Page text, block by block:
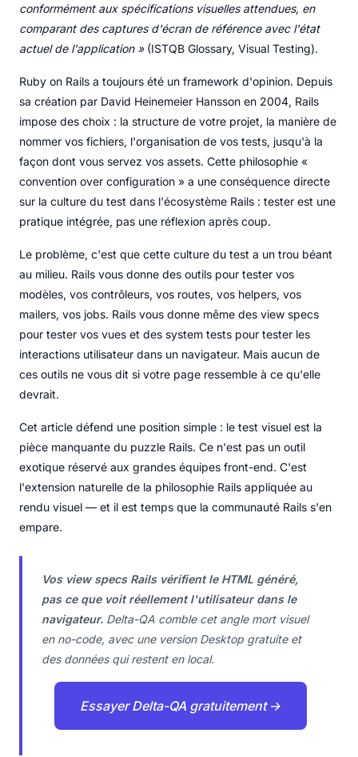
conformément aux spécifications visuelles attendues, en
comparant des captures d'écran de référence avec l'état
actuel de l'application »(ISTQB Glossary, Visual Testing).
Ruby on Rails a toujours été un framework d'opinion. Depuis
sa création par David Heinemeier Hansson en 2004, Rails
impose des choix : la structure de votre projet, la manière de
nommer vos fichiers, l'organisation de vos tests, jusqu'à la
façon dont vous servez vos assets. Cette philosophie «
convention over configuration » a une conséquence directe
sur la culture du test dans l'écosystème Rails : tester est une
pratique intégrée, pas une réflexion après coup.
Le problème, c'est que cette culture du test a un trou béant
au milieu. Rails vous donne des outils pour tester vos
modèles, vos contrôleurs, vos routes, vos helpers, vos
mailers, vos jobs. Rails vous donne même des view specs
pour tester vos vues et des system tests pour tester les
interactions utilisateur dans un navigateur. Mais aucun de
ces outils ne vous dit si votre page ressemble à ce qu'elle
devrait.
Cet article défend une position simple : le test visuel est la
pièce manquante du puzzle Rails. Ce n'est pas un outil
exotique réservé aux grandes équipes front-end. C'est
l'extension naturelle de la philosophie Rails appliquée au
rendu visuel — et il est temps que la communauté Rails s'en
empare.
Vos view specs Rails vérifient le HTML généré,
pas ce que voit réellement l'utilisateur dans le
navigateur. Delta-QA comble cet angle mort visuel
en no-code, avec une version Desktop gratuite et
des données qui restent en local.
Essayer Delta-QA gratuitement →